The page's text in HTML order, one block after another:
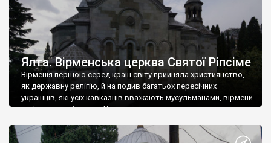
Ялта. Вірменська церква Святої Ріпсіме
Вірменія першою серед країн світу прийняла християнство,
як державну релігію, й на подив багатьох пересічних
українців, які усіх кавказців вважають мусульманами, вірмени
є відданими вірянами Христа